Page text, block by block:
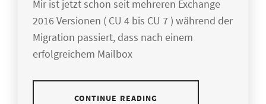
Mir ist jetzt schon seit mehreren Exchange
2016 Versionen ( CU 4 bis CU 7 ) während der
Migration passiert, dass nach einem
erfolgreichem Mailbox
CONTINUE READING